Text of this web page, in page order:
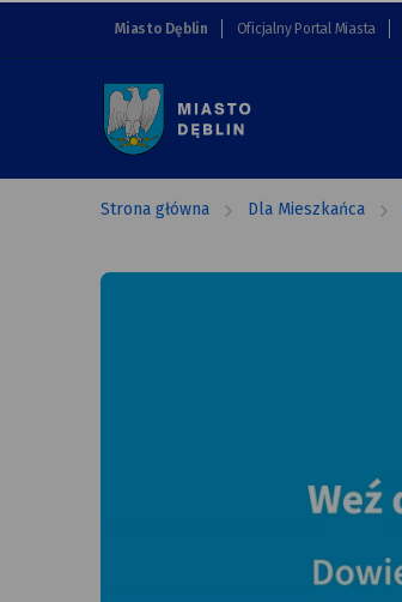
przejdź do nawigacji strony
przejdź do treści strony
przejdź do stopki strony
Czyste
Powietrze
Miasto
Dęblin
Miasto Dęblin Oficjalny Portal Miasta
Strona główna Dla Mieszkańca